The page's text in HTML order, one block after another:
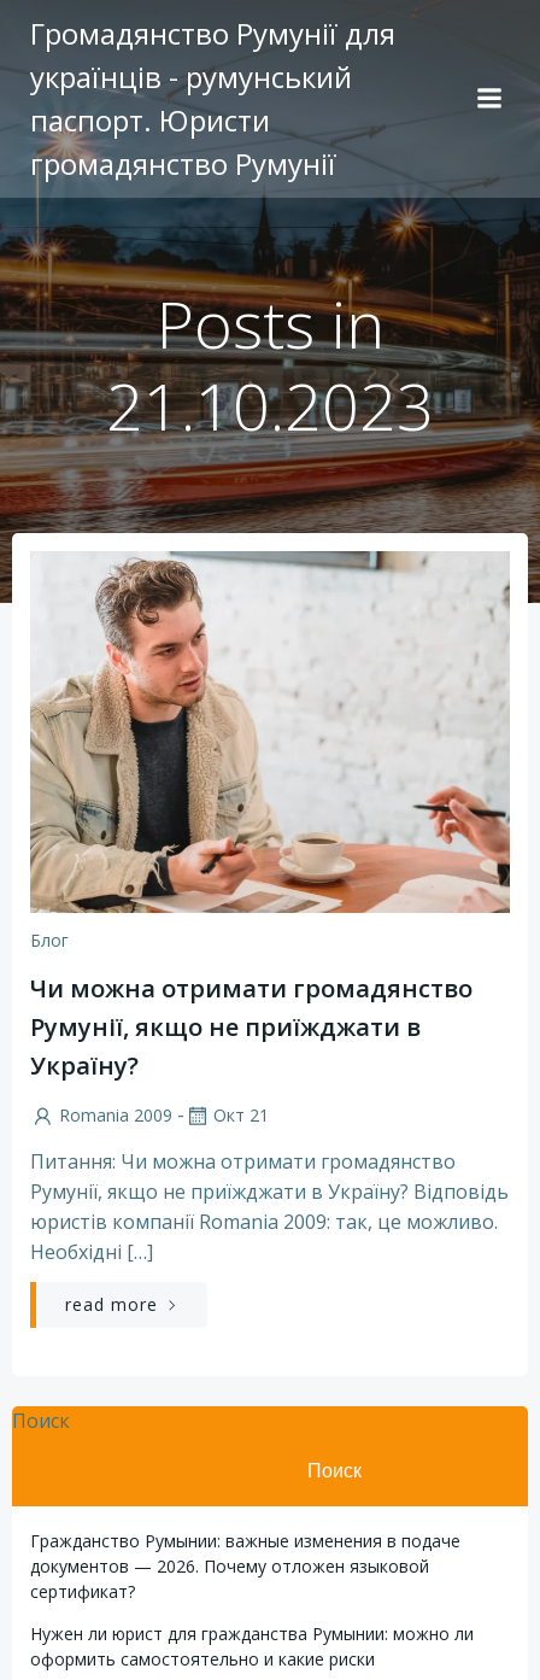
к
содержимому
Громадянство Румунії для
українців - румунський
паспорт. Юристи
громадянство Румунії
Posts in
21.10.2023
Блог
Чи можна отримати громадянство
Румунії, якщо не приїжджати в
Україну?
Romania 2009 - Окт 21
Питання: Чи можна отримати громадянство
Румунії, якщо не приїжджати в Україну? Відповідь
юристів компанії Romania 2009: так, це можливо.
Необхідні […]
read more
Поиск
Поиск
Гражданство Румынии: важные изменения в подаче
документов — 2026. Почему отложен языковой
сертификат?
Нужен ли юрист для гражданства Румынии: можно ли
оформить самостоятельно и какие риски